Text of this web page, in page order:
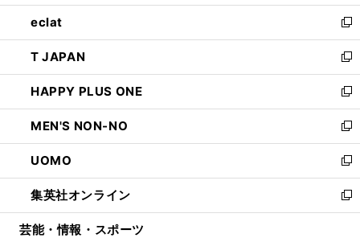
開
く
ウ
で
開
く
ン
ド
ウ
で
開
く
ウ
ィ
ン
ド
ウ
で
開
く
し
い
ウ
ィ
ン
ド
ウ
で
開
く
eclat
新
し
い
ウ
ィ
ン
ド
ウ
で
開
く
T JAPAN
新
し
い
ウ
ィ
ン
ド
ウ
で
開
HAPPY PLUS ONE
新
し
い
ウ
ィ
ン
ド
ウ
MEN'S NON-NO
新
し
い
ウ
ィ
ン
UOMO
新
し
い
ウ
集英社オンライン
新
し
芸能・情報・スポーツ